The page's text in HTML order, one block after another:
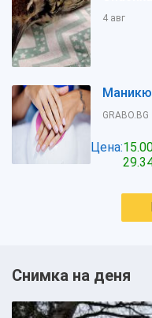
4 авг
GRABO.BG
Цена:
Снимка на деня